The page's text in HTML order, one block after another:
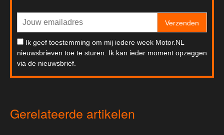
Verzenden
Ik geef toestemming om mij iedere week Motor.NL
nieuwsbrieven toe te sturen. Ik kan ieder moment opzeggen
via de nieuwsbrief.
Gerelateerde artikelen